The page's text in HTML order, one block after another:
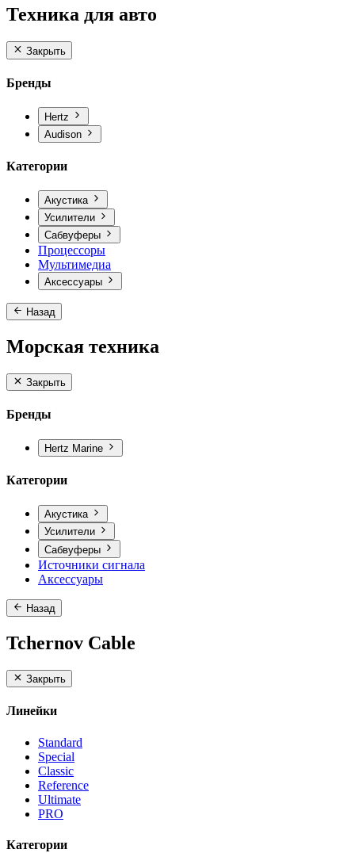
Техника для авто
Закрыть
Бренды
Hertz
Audison
Категории
Акустика
Усилители
Сабвуферы
Процессоры
Мультимедиа
Аксессуары
Назад
Морская техника
Закрыть
Бренды
Hertz Marine
Категории
Акустика
Усилители
Сабвуферы
Источники сигнала
Аксессуары
Назад
Tchernov Cable
Закрыть
Линейки
Standard
Special
Classic
Reference
Ultimate
PRO
Категории